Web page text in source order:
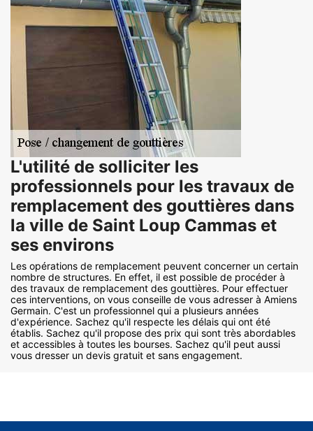
L'utilité de solliciter les
professionnels pour les travaux de
remplacement des gouttières dans
la ville de Saint Loup Cammas et
ses environs
Les opérations de remplacement peuvent concerner un certain
nombre de structures. En effet, il est possible de procéder à
des travaux de remplacement des gouttières. Pour effectuer
ces interventions, on vous conseille de vous adresser à Amiens
Germain. C'est un professionnel qui a plusieurs années
d'expérience. Sachez qu'il respecte les délais qui ont été
établis. Sachez qu'il propose des prix qui sont très abordables
et accessibles à toutes les bourses. Sachez qu'il peut aussi
vous dresser un devis gratuit et sans engagement.